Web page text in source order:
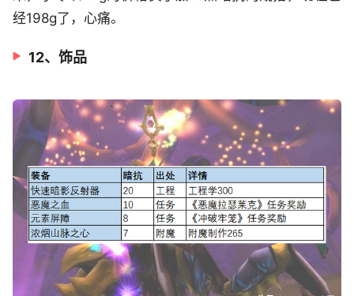
经198g了，心痛。
12、饰品